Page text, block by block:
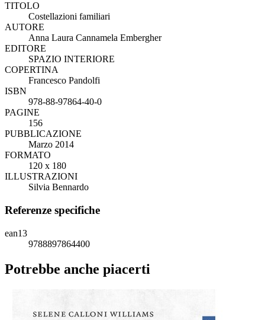
TITOLO
Costellazioni familiari
AUTORE
Anna Laura Cannamela Embergher
EDITORE
SPAZIO INTERIORE
COPERTINA
Francesco Pandolfi
ISBN
978-88-97864-40-0
PAGINE
156
PUBBLICAZIONE
Marzo 2014
FORMATO
120 x 180
ILLUSTRAZIONI
Silvia Bennardo
Referenze specifiche
ean13
9788897864400
Potrebbe anche piacerti